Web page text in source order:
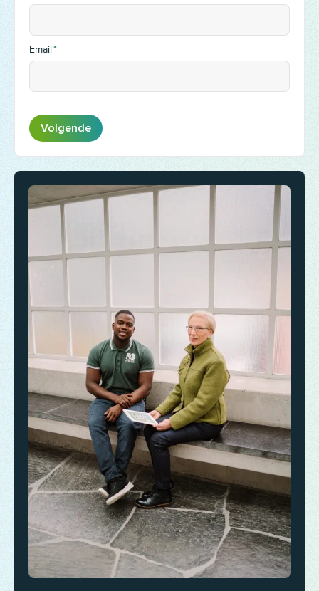
Email *
Volgende